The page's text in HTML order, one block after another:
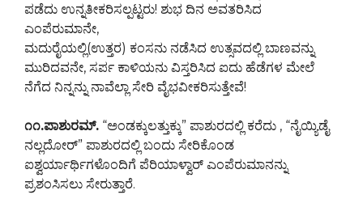
ಪಡೆದು ಉನ್ನತೀಕರಿಸಲ್ಪಟ್ಟರು! ಶುಭ ದಿನ ಅವತರಿಸಿದ
ಎಂಪೆರುಮಾನೇ,
ಮದುರೈಯಲ್ಲಿ(ಉತ್ತರ) ಕಂಸನು ನಡೆಸಿದ ಉತ್ಸವದಲ್ಲಿ ಬಾಣವನ್ನು
ಮುರಿದವನೇ, ಸರ್ಪ ಕಾಳಿಯನು ವಿಸ್ತರಿಸಿದ ಐದು ಹೆಡೆಗಳ ಮೇಲೆ
ನೆಗೆದ ನಿನ್ನನ್ನು ನಾವೆಲ್ಲಾ ಸೇರಿ ವೈಭವೀಕರಿಸುತ್ತೇವೆ!
೧೧.ಪಾಶುರಮ್. “ಅಂಡಕ್ಕುಲತ್ತುಕ್ಕು” ಪಾಶುರದಲ್ಲಿ ಕರೆದು , “ನೈಯ್ಯಿಡೈ
ನಲ್ಲದೋರ್” ಪಾಶುರದಲ್ಲಿ ಬಂದು ಸೇರಿಕೊಂಡ
ಐಶ್ವರ್ಯಾರ್ಥಿಗಳೊಂದಿಗೆ ಪೆರಿಯಾಳ್ವಾರ್ ಎಂಪೆರುಮಾನನ್ನು
ಪ್ರಶಂಸಿಸಲು ಸೇರುತ್ತಾರೆ.